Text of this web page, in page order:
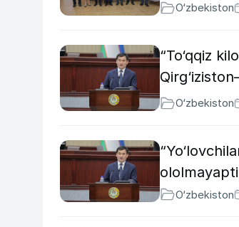
O‘zbekiston
“To‘qqiz
O‘zbekiston
O‘zbekiston